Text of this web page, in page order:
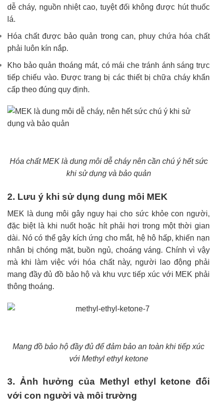
dễ cháy, nguồn nhiệt cao, tuyệt đối không được hút thuốc
lá.
Hóa chất được bảo quản trong can, phuy chứa hóa chất
phải luôn kín nắp.
Kho bảo quản thoáng mát, có mái che tránh ánh sáng trực
tiếp chiếu vào. Được trang bị các thiết bị chữa cháy khẩn
cấp theo đúng quy định.
Hóa chất MEK là dung môi dễ cháy nên cần chú ý hết sức
khi sử dụng và bảo quản
2. Lưu ý khi sử dụng dung môi MEK
MEK là dung môi gây nguy hại cho sức khỏe con người,
đặc biệt là khi nuốt hoặc hít phải hơi trong một thời gian
dài. Nó có thể gây kích ứng cho mắt, hệ hô hấp, khiến nạn
nhân bị chóng mặt, buồn ngủ, choáng váng. Chính vì vậy
mà khi làm việc với hóa chất này, người lao động phải
mang đầy đủ đồ bảo hộ và khu vực tiếp xúc với MEK phải
thông thoáng.
Mang đồ bảo hộ đầy đủ để đảm bảo an toàn khi tiếp xúc
với Methyl ethyl ketone
3. Ảnh hưởng của Methyl ethyl ketone đối
với con người và môi trường